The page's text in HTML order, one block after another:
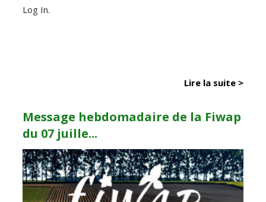
Log In.
Lire la suite >
Message hebdomadaire de la Fiwap
du 07 juille...